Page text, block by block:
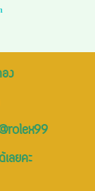
ง
ลยคะ